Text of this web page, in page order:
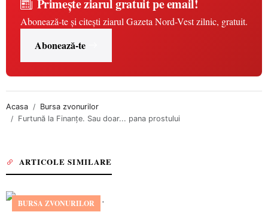
Primește ziarul gratuit pe email!
Abonează-te și citești ziarul Gazeta Nord-Vest zilnic, gratuit.
Abonează-te
Acasa
Bursa zvonurilor
Furtună la Finanțe. Sau doar... pana prostului
ARTICOLE SIMILARE
BURSA ZVONURILOR